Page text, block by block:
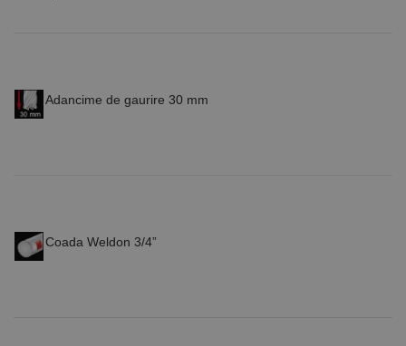
Adancime de gaurire 30 mm
Coada Weldon 3/4”